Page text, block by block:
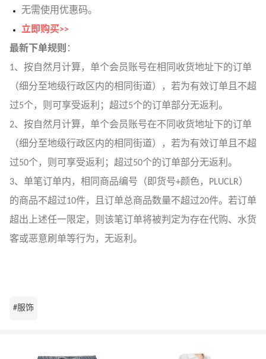
无需使用优惠码。
立即购买>>
最新下单规则 ：
1、按自然月计算，单个会员账号在相同收货地址下的订单
（细分至地级行政区内的相同街道），若为有效订单且不超
过5个，则可享受返利；超过5个的订单部分无返利。
2、按自然月计算，单个会员账号在不同收货地址下的订单
（细分至地级行政区内的相同街道），若为有效订单且不超
过50个，则可享受返利；超过50个的订单部分无返利。
3、单笔订单内，相同商品编号（即货号+颜色，PLUCLR）
的商品不超过10件，且订单总商品数量不超过20件。若订单
超出上述任一限定，则该笔订单将被判定为存在代购、水货
客或恶意刷单等行为，无返利。
#服饰